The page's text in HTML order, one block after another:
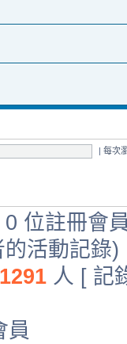
| 每次
位註冊會
活動記錄)
人 [ 記
員